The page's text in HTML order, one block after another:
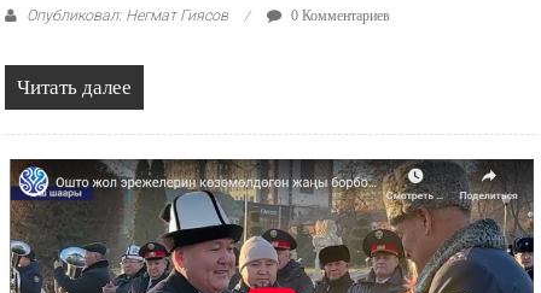
Опубликовал: Негмат Гиясов 0 Комментариев
Читать далее